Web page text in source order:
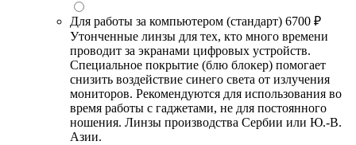
Для работы за компьютером (стандарт) 6700 ₽
Утонченные линзы для тех, кто много времени
проводит за экранами цифровых устройств.
Специальное покрытие (блю блокер) помогает
снизить воздействие синего света от излучения
мониторов. Рекомендуются для использования во
время работы с гаджетами, не для постоянного
ношения. Линзы производства Сербии или Ю.-В.
Азии.